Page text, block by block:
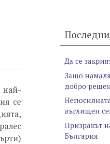
най-
се
Да се
Защо
добро
въглищен
Призракът
България